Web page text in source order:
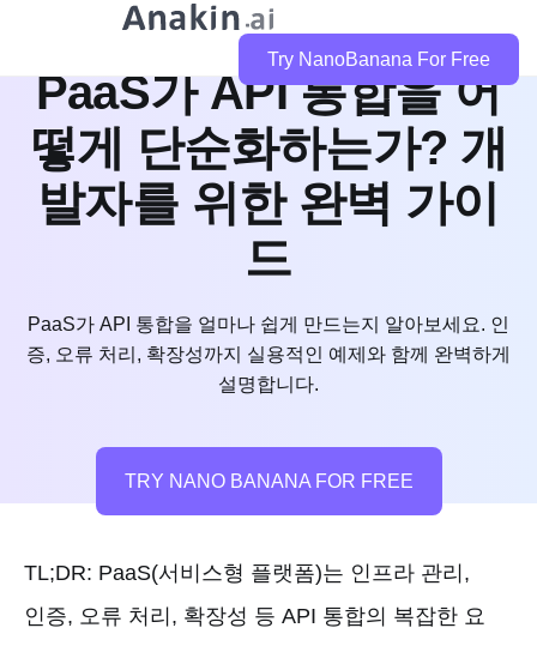
Try NanoBanana For Free
PaaS가 API 통합을 어
떻게 단순화하는가? 개
발자를 위한 완벽 가이
드
PaaS가 API 통합을 얼마나 쉽게 만드는지 알아보세요. 인
증, 오류 처리, 확장성까지 실용적인 예제와 함께 완벽하게
설명합니다.
TRY NANO BANANA FOR FREE
TL;DR: PaaS(서비스형 플랫폼)는 인프라 관리,
인증, 오류 처리, 확장성 등 API 통합의 복잡한 요